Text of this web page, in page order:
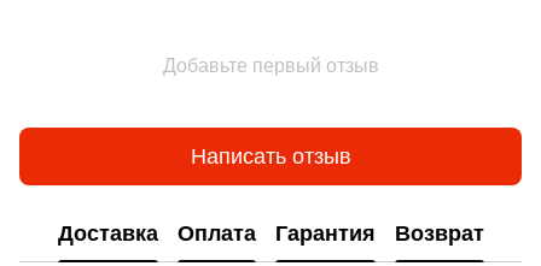
Добавьте первый отзыв
Написать отзыв
Доставка Оплата Гарантия Возврат